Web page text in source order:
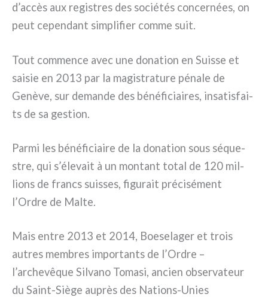
d’accès aux regi­stres des socié­tés con­cer­nées, on
peut cepen­dant sim­pli­fier com­me suit.
Tout com­men­ce avec une dona­tion en Suisse et
sai­sie en 2013 par la magi­stra­tu­re péna­le de
Genève, sur deman­de des béné­fi­ciai­res, insa­ti­sfai­
ts de sa gestion.
Parmi les béné­fi­ciai­re de la dona­tion sous séque­
stre, qui s’élevait à un mon­tant total de 120 mil­
lions de francs suis­ses, figu­rait pré­ci­sé­ment
l’Ordre de Malte.
Mais entre 2013 et 2014, Boeselager et trois
autres mem­bres impor­tan­ts de l’Ordre –
l’archevêque Silvano Tomasi, ancien obser­va­teur
du Saint-Siège auprès des Nations-Unies